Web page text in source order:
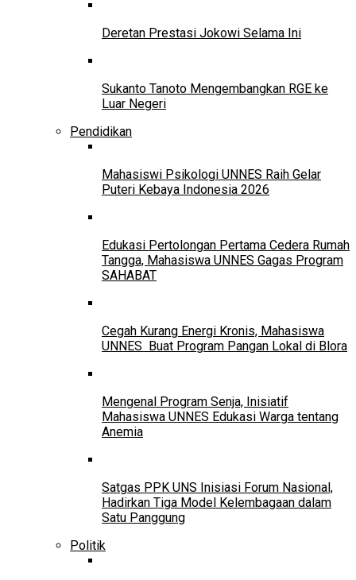
Deretan Prestasi Jokowi Selama Ini
Sukanto Tanoto Mengembangkan RGE ke
Luar Negeri
Pendidikan
Mahasiswi Psikologi UNNES Raih Gelar
Puteri Kebaya Indonesia 2026
Edukasi Pertolongan Pertama Cedera Rumah
Tangga, Mahasiswa UNNES Gagas Program
SAHABAT
Cegah Kurang Energi Kronis, Mahasiswa
UNNES Buat Program Pangan Lokal di Blora
Mengenal Program Senja, Inisiatif
Mahasiswa UNNES Edukasi Warga tentang
Anemia
Satgas PPK UNS Inisiasi Forum Nasional,
Hadirkan Tiga Model Kelembagaan dalam
Satu Panggung
Politik